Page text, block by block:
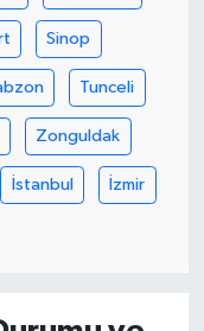
Sinop
Tunceli
Zonguldak
İstanbul İzmir